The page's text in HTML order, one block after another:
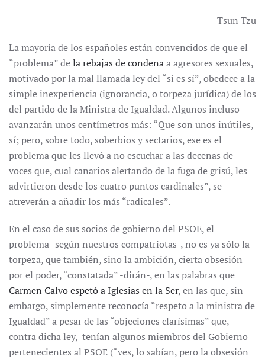
Tsun Tzu
La mayoría de los españoles están convencidos de que el
“problema” dela rebajas de condenaa agresores sexuales,
motivado por la mal llamada ley del “sí es sí”, obedece a la
simple inexperiencia (ignorancia, o torpeza jurídica) de los
del partido de la Ministra de Igualdad. Algunos incluso
avanzarán unos centímetros más: “Que son unos inútiles,
sí; pero, sobre todo, soberbios y sectarios, ese es el
problema que les llevó a no escuchar a las decenas de
voces que, cual canarios alertando de la fuga de grisú, les
advirtieron desde los cuatro puntos cardinales”, se
atreverán a añadir los más “radicales”.
En el caso de sus socios de gobierno del PSOE, el
problema -según nuestros compatriotas-, no es ya sólo la
torpeza, que también, sino la ambición, cierta obsesión
por el poder, “constatada” -dirán-, en las palabras que
Carmen Calvo espetó a Iglesias en la Ser, en las que, sin
embargo, simplemente reconocía “respeto a la ministra de
Igualdad” a pesar de las “objeciones clarísimas” que,
contra dicha ley, tenían algunos miembros del Gobierno
pertenecientes al PSOE (“ves, lo sabían, pero la obsesión